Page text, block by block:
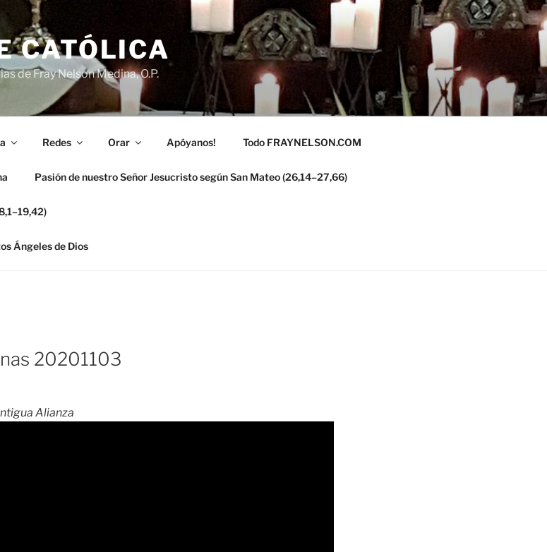
CATÓLICA
de Fray Nelson Medina, O.P.
Redes Orar Apóyanos! Todo FRAYNELSON.COM
Pasión de nuestro Señor Jesucristo según San Mateo (26,14–27,66)
Ángeles de Dios
20201103
Alianza